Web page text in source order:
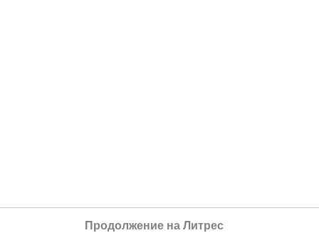
Продолжение на Литрес